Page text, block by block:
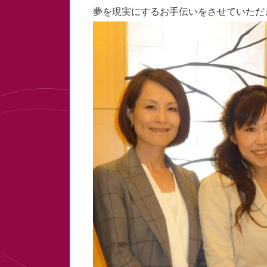
夢を現実にするお手伝いをさせていただ